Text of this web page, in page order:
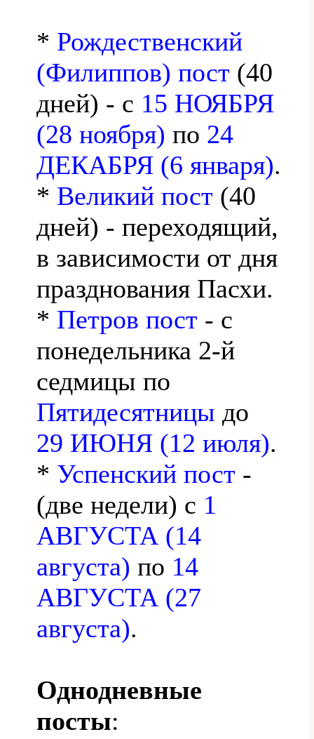
* Рождественский
(Филиппов) пост (40
дней) - с 15 НОЯБРЯ
(28 ноября) по 24
ДЕКАБРЯ (6 января).
* Великий пост (40
дней) - переходящий,
в зависимости от дня
празднования Пасхи.
* Петров пост - с
понедельника 2-й
седмицы по
Пятидесятницы до
29 ИЮНЯ (12 июля).
* Успенский пост -
(две недели) с 1
АВГУСТА (14
августа) по 14
АВГУСТА (27
августа).
Однодневные
посты: